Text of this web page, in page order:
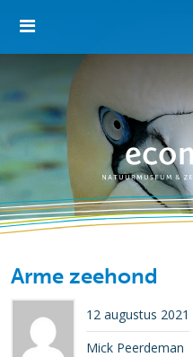
Arme zeehond
12 augustus 2021
Mick Peerdeman